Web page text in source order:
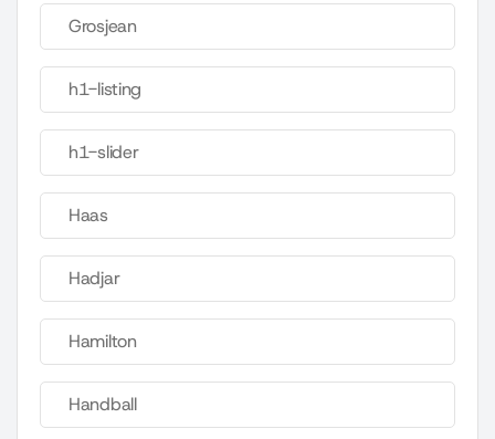
Grosjean
h1-listing
h1-slider
Haas
Hadjar
Hamilton
Handball